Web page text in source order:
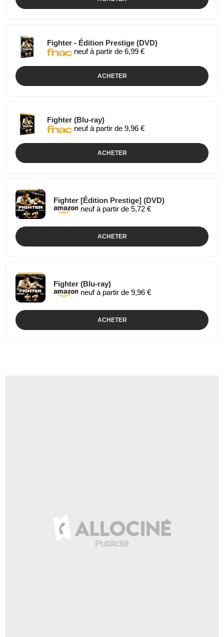
Fighter - Édition Prestige (DVD)
neuf à partir de 6,99 €
ACHETER
Fighter (Blu-ray)
neuf à partir de 9,96 €
ACHETER
Fighter [Édition Prestige] (DVD)
neuf à partir de 5,72 €
ACHETER
Fighter (Blu-ray)
neuf à partir de 9,96 €
ACHETER